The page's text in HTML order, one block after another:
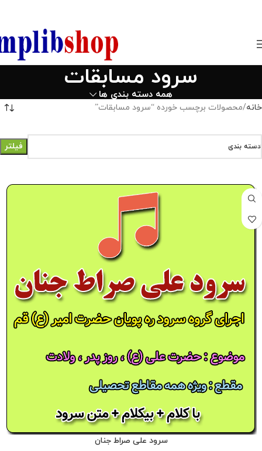
سرود مسابقات
همه دسته بندی ها
خانه محصولات برچسب خورده “سرود مسابقات”
دسته بندی فیلتر
سرود علی صراط جنان